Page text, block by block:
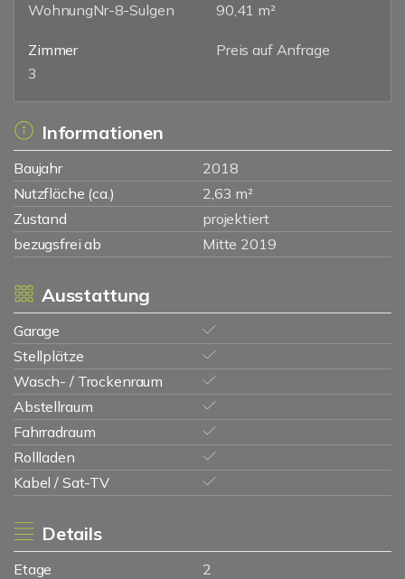
WohnungNr-8-Sulgen
90,41 m²
Zimmer
3
Preis auf Anfrage
Informationen
Baujahr
2018
Nutzfläche (ca.)
2,63 m²
Zustand
projektiert
bezugsfrei ab
Mitte 2019
Ausstattung
Garage
Stellplätze
Wasch- / Trockenraum
Abstellraum
Fahrradraum
Rollladen
Kabel / Sat-TV
Details
Etage
2